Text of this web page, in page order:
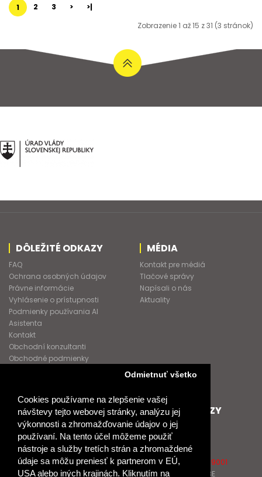
Cookies používame na zlepšenie vašej
návštevy tejto webovej stránky, analýzu jej
výkonnosti a zhromažďovanie údajov o jej
používaní. Na tento účel môžeme použiť
nástroje a služby tretích strán a zhromaždené
údaje sa môžu preniesť k partnerom v EÚ,
USA alebo iných krajinách. Kliknutím na
Odmietnuť všetko
1 2 3 >
>|
Zobrazenie 1 až 15 z 31 (3 stránok)
DÔLEŽITÉ ODKAZY
FAQ
Ochrana osobných údajov
Právne informácie
Vyhlásenie o prístupnosti
Podmienky používania AI
Asistenta
Kontakt
Obchodní konzultanti
Obchodné podmienky
MÉDIA
Kontakt pre médiá
Tlačové správy
Napísali o nás
Aktuality
SPOLUPRACUJEME
Podporujeme
Naše projekty
Spolupracujeme
Pošlite nám správu
ĎALŠIE ODKAZY
O Raabe
O Klett
Naši autori
Certifikát kvality ISO 9001
Klientska zóna RAABE